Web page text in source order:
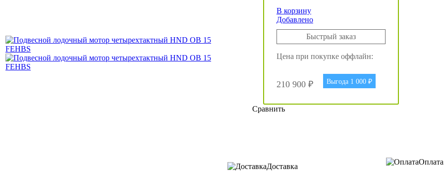
В корзину
Добавлено
Быстрый заказ
Цена при покупке оффлайн:
210 900 ₽ Выгода 1 000 ₽
Сравнить
Доставка
Оплата